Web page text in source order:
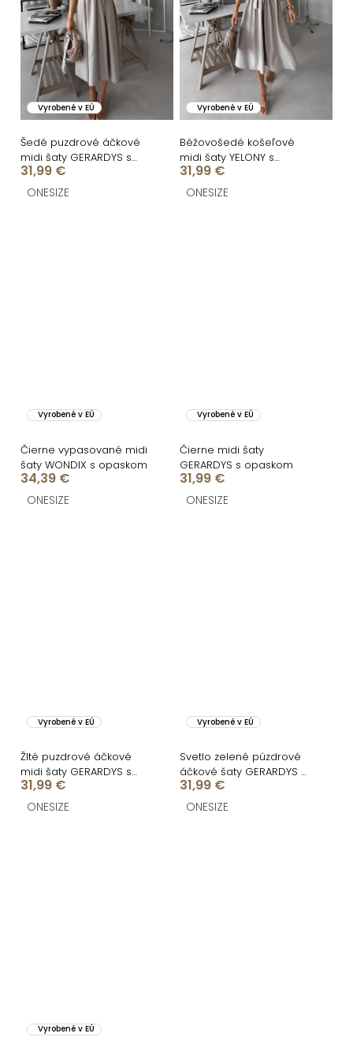
Vyrobené v EÚ
Šedé puzdrové áčkové
midi šaty GERARDYS s
opaskom
31,99 €
ONESIZE
Vyrobené v EÚ
Béžovošedé košeľové
midi šaty YELONY s
opaskom
31,99 €
ONESIZE
Vyrobené v EÚ
Čierne vypasované midi
šaty WONDIX s opaskom
34,39 €
ONESIZE
Vyrobené v EÚ
Čierne midi šaty
GERARDYS s opaskom
31,99 €
ONESIZE
Vyrobené v EÚ
Žlté puzdrové áčkové
midi šaty GERARDYS s
opaskom
31,99 €
ONESIZE
Vyrobené v EÚ
Svetlo zelené púzdrové
áčkové šaty GERARDYS s
opaskom
31,99 €
ONESIZE
Vyrobené v EÚ